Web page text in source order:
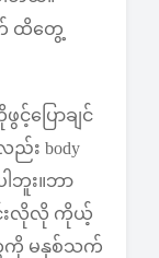
ထိတွေ့
ပြောချင်
ည်း body
ဘူး။ဘာ
င်းလိုလို ကိုယ့်
ကို မနှစ်သက်